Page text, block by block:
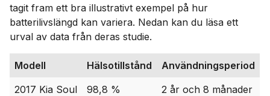
tagit fram ett bra illustrativt exempel på hur
batterilivslängd kan variera. Nedan kan du läsa ett
urval av data från deras studie.
Modell Hälsotillstånd
Användningsperiod
2017 Kia Soul
98,8 %
2 år och 8 månader